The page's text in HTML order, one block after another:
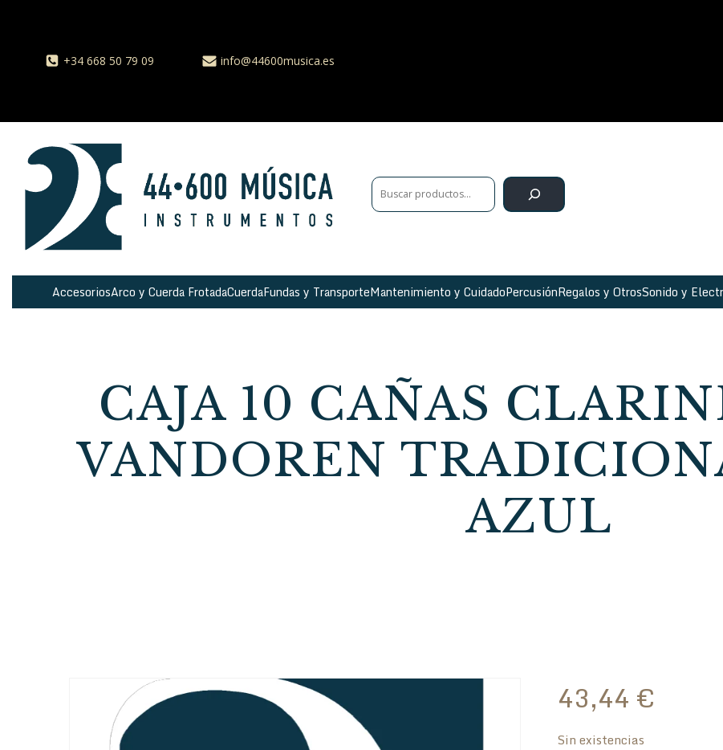
+34 668 50 79 09 info@44600musica.es
AccesoriosArco y Cuerda FrotadaCuerdaFundas y TransporteMantenimiento y CuidadoPercusiónRegalos y OtrosSonido y
CAJA 10 CAÑAS
VANDOREN
AZUL
43,44 €
Sin existencias